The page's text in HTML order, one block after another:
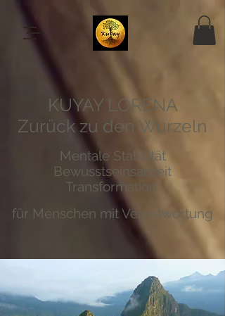
KUYAY LORENA
Zurück zu den Wurzeln
Mentale Stabilität
Bewusstseinsarbeit
Transformation
für Menschen mit Verantwortung